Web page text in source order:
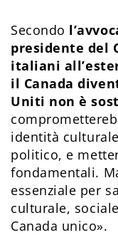
Secondo
presidente del
italiani
il Canada
Uniti non è
identità
politico, e
fondamentali.
essenziale per
culturale,
Canada unico».